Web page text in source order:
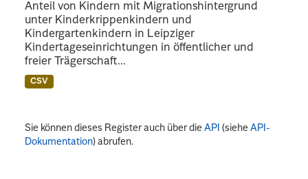
Anteil von Kindern mit Migrationshintergrund
unter Kinderkrippenkindern und
Kindergartenkindern in Leipziger
Kindertageseinrichtungen in öffentlicher und
freier Trägerschaft...
CSV
Sie können dieses Register auch über dieAPI (sieheAPI-
Dokumentation) abrufen.